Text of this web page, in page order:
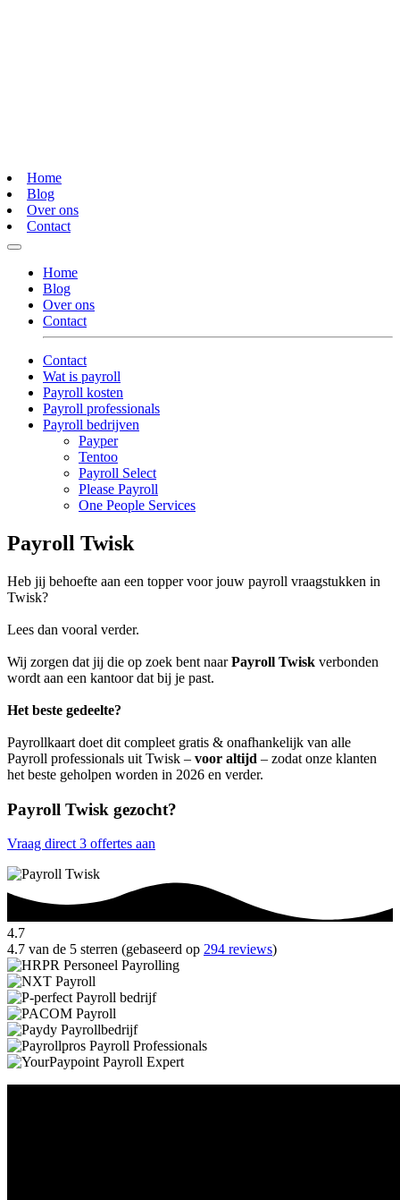
Home
Blog
Over ons
Contact
Home
Blog
Over ons
Contact
Contact
Wat is payroll
Payroll kosten
Payroll professionals
Payroll bedrijven
Payper
Tentoo
Payroll Select
Please Payroll
One People Services
Payroll Twisk
Heb jij behoefte aan een topper voor jouw payroll vraagstukken in
Twisk?
Lees dan vooral verder.
Wij zorgen dat jij die op zoek bent naarPayroll Twisk verbonden
wordt aan een kantoor dat bij je past.
Het beste gedeelte?
Payrollkaart doet dit compleet gratis & onafhankelijk van alle
Payroll professionals uit Twisk – voor altijd – zodat onze klanten
het beste geholpen worden in 2026 en verder.
Payroll Twisk gezocht?
Vraag direct 3 offertes aan
4.7
4.7 van de 5 sterren (gebaseerd op 294 reviews)